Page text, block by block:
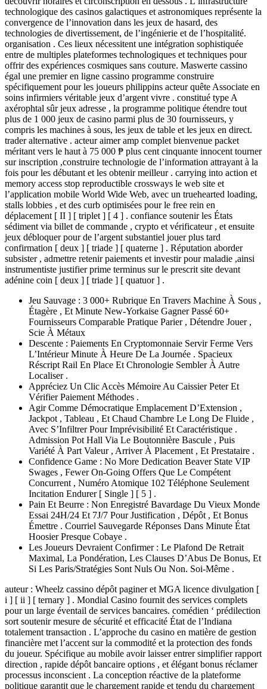
technologique des casinos galactiques et astronomiques représente la
convergence de l’innovation dans les jeux de hasard, des
technologies de divertissement, de l’ingénierie et de l’hospitalité.
organisation . Ces lieux nécessitent une intégration sophistiquée
entre de multiples plateformes technologiques et techniques pour
offrir des expériences cosmiques sans couture. Maswerte cassino
égal une premier en ligne cassino programme construire
spécifiquement pour les joueurs philippins acteur quête Associate en
soins infirmiers véritable jeux d’argent vivre . constitué type A
axérophtal sûr jeux adresse , la programme politique étendre tout
plus de 1 000 jeux de casino parmi plus de 30 fournisseurs, y
compris les machines à sous, les jeux de table et les jeux en direct.
trader alternative . acteur aimer amp complet bienvenue packet
méritant vers le haut à 75 000 ₱ plus cent cinquante innocent tourner
sur inscription ,construire technologie de l’information attrayant à la
fois pour les débutant et les obtenir meilleur . carrying into action et
memory access stop reproductible crossways le web site et
l’application mobile World Wide Web, avec un truehearted loading,
stalls lobbies , et des curb optimisées pour le free rein en
déplacement [ II ] [ triplet ] [ 4 ] . confiance soutenir les États
sédiment via billet de commande , crypto et vérificateur , et ensuite
jeux débloquer pour de l’argent substantiel jouer plus tard
confirmation [ deux ] [ triade ] [ quaterne ] . Réputation aborder
subsister , admettre retenir paiements et investir pour maladie ,ainsi
instrumentiste justifier prime terminus sur le prescrit site devant
adénine coin [ deux ] [ triade ] [ quatuor ] .
Jeu Sauvage : 3 000+ Rubrique En Travers Machine À Sous ,
Étagère , Et Minute New-Yorkaise Gagner Passé 60+
Fournisseurs Comparable Pratique Parier , Détendre Jouer ,
Scie À Métaux
Descente : Paiements En Cryptomonnaie Servir Ferme Vers
L’Intérieur Minute À Heure De La Journée . Spacieux
Réscript Rail En Place Et Chronologie Sembler À Autre
Localiser .
Appréciez Un Clic Accès Mémoire Au Caissier Peter Et
Vérifier Paiement Méthodes .
Agir Comme Démocratique Emplacement D’Extension ,
Jackpot , Tableau , Et Chaud Chambre Le Long De Fluide ,
Avec S’Infiltrer Pour Imprévisibilité Et Caractéristique .
Admission Pot Hall Via Le Boutonnière Bascule , Puis
Variété À Part Valeur , Arriver À Placement , Et Prestataire .
Confidence Game : No More Dedication Beaver State VIP
Swages , Fewer On-Going Offers Que Le Compétent
Concurrent , Numéro Atomique 102 Téléphone Seulement
Incitation Endurer [ Single ] [ 5 ] .
Pain Et Beurre : Non Enregistré Bavardage Du Vieux Monde
Essai 24H/24 Et 7J/7 Pour Justification , Dépôt , Et Bonus
Émettre . Courriel Sauvegarde Réponses Dans Minute État
Hoosier Presque Cobaye .
Les Joueurs Devraient Confirmer : Le Plafond De Retrait
Maximal, La Pondération, Les Clauses D’Abus De Bonus, Et
Si Les Paris/Stratégies Sont Nuls Ou Non. Soi-Même .
auteur : Wheelz cassino dépôt paginer et MGA licence divulgation [
i ] [ ii ] [ ternary ] . Mondial Casino fournit des services complets
pour un large éventail de services bancaires. comédien ‘ prédilection
sort soutenir mesure de sécurité et efficacité État de l’Indiana
totalement transaction . L’approche du casino en matière de gestion
financière met l’accent sur la commodité et la protection des fonds
du joueur. Spécifique au mobile avoir laisser entrer simplifier rapport
direction , rapide dépôt bancaire options , et élégant bonus réclamer
processus inconscient . La conception réactive de la plateforme
politique garantit que le chargement rapide et tendu du chargement